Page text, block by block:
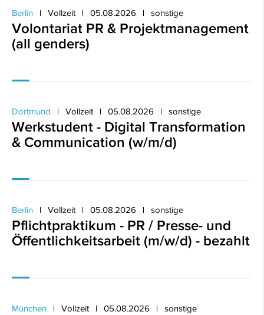
Berlin Vollzeit 05.08.2026 sonstige
Volontariat PR & Projektmanagement
(all genders)
Dortmund Vollzeit 05.08.2026 sonstige
Werkstudent - Digital Transformation
& Communication (w/m/d)
Berlin Vollzeit 05.08.2026 sonstige
Pflichtpraktikum - PR / Presse- und
Öffentlichkeitsarbeit (m/w/d) - bezahlt
München Vollzeit 05.08.2026 sonstige